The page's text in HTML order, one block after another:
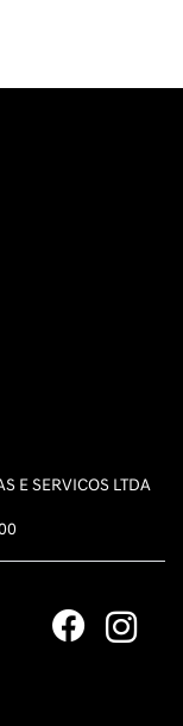
E SERVICOS LTDA